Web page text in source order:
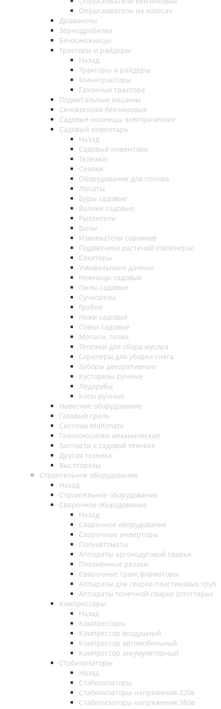
Опрыскиватели на колесах
Дровоколы
Зернодробилки
Бензоножницы
Тракторы и райдеры
Назад
Тракторы и райдеры
Минитракторы
Газонные трактора
Подметальные машины
Сенокосилки бензиновые
Садовые ножницы электрические
Садовый инвентарь
Назад
Садовый инвентарь
Тележки
Сеялки
Оборудование для полива
Лопаты
Буры садовые
Валики садовые
Рыхлители
Вилы
Извлекатели сорняков
Подвязчики растений (тапенеры)
Секаторы
Умывальники дачные
Ножницы садовые
Пилы садовые
Сучкорезы
Грабли
Ножи садовые
Совки садовые
Мотыги, тяпки
Тележки для сбора мусора
Скреперы для уборки снега
Заборы декоративные
Кусторезы ручные
Ледорубы
Косы ручные
Навесное оборудование
Газовый гриль
Система Multimate
Газонокосилки механические
Запчасти к садовой технике
Другая техника
Высоторезы
Строительное оборудование
Назад
Строительное оборудование
Сварочное оборудование
Назад
Сварочное оборудование
Сварочные инверторы
Полуавтоматы
Аппараты аргонодуговой сварки
Плазменные резаки
Сварочные трансформаторы
Аппараты для сварки пластиковых труб
Аппараты точечной сварки (споттеры)
Компрессоры
Назад
Компрессоры
Компрессор воздушный
Компрессор автомобильный
Компрессор аккумуляторный
Стабилизаторы
Назад
Стабилизаторы
Стабилизаторы напряжения 220в
Стабилизаторы напряжения 380в